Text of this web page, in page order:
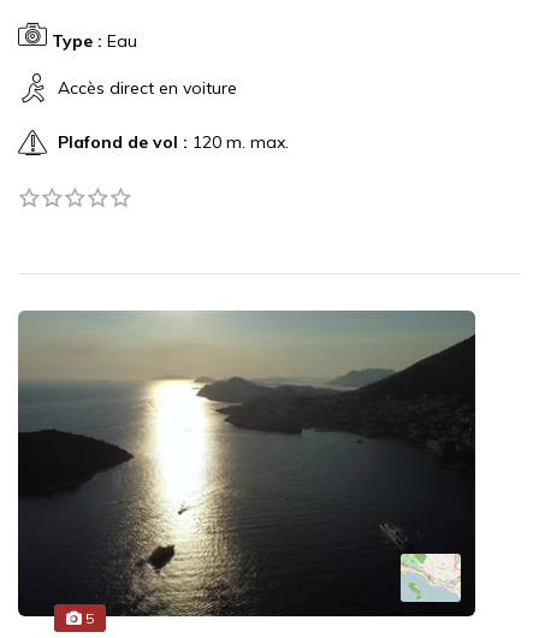
Type : Eau
Accès direct en voiture
Plafond de vol : 120 m. max.
5